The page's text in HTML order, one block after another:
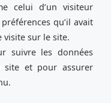
celui d’un visiteur
qu’il avait
visite sur le site.
suivre les données
site et pour assurer